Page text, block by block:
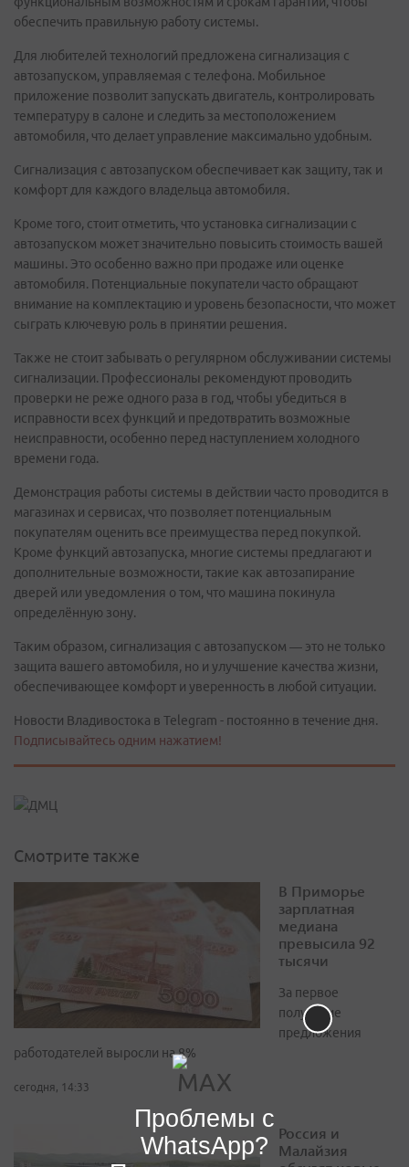
обеспечить правильную работу системы.
Для любителей технологий предложена сигнализация с
автозапуском, управляемая с телефона. Мобильное
приложение позволит запускать двигатель, контролировать
температуру в салоне и следить за местоположением
автомобиля, что делает управление максимально удобным.
Сигнализация с автозапуском обеспечивает как защиту, так и
комфорт для каждого владельца автомобиля.
Кроме того, стоит отметить, что установка сигнализации с
автозапуском может значительно повысить стоимость вашей
машины. Это особенно важно при продаже или оценке
автомобиля. Потенциальные покупатели часто обращают
внимание на комплектацию и уровень безопасности, что может
сыграть ключевую роль в принятии решения.
Также не стоит забывать о регулярном обслуживании системы
сигнализации. Профессионалы рекомендуют проводить
проверки не реже одного раза в год, чтобы убедиться в
исправности всех функций и предотвратить возможные
неисправности, особенно перед наступлением холодного
времени года.
Демонстрация работы системы в действии часто проводится в
магазинах и сервисах, что позволяет потенциальным
покупателям оценить все преимущества перед покупкой.
Кроме функций автозапуска, многие системы предлагают и
дополнительные возможности, такие как автозапирание
дверей или уведомления о том, что машина покинула
определённую зону.
Таким образом, сигнализация с автозапуском — это не только
защита вашего автомобиля, но и улучшение качества жизни,
обеспечивающее комфорт и уверенность в любой ситуации.
Новости Владивостока в Telegram - постоянно в течение дня.
Подписывайтесь одним нажатием!
Смотрите также
В Приморье
зарплатная
медиана
превысила 92
тысячи
За первое
полугодие
предложения
работодателей выросли на 8%
сегодня, 14:33
Россия и
Малайзия
Проблемы с
WhatsApp?